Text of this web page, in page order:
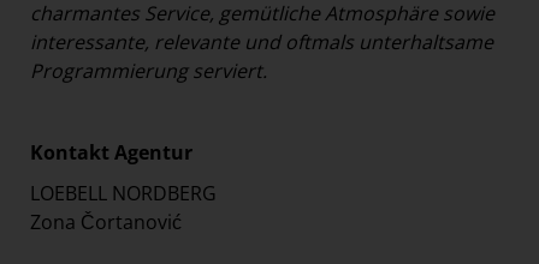
charmantes Service, gemütliche Atmosphäre sowie
interessante, relevante und oftmals unterhaltsame
Programmierung serviert.
Kontakt Agentur
LOEBELL NORDBERG
Zona Čortanović